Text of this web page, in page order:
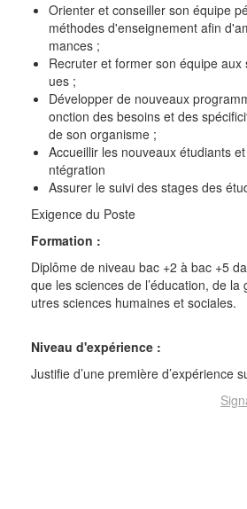
Orienter et conseiller son équipe
méthodes d'enseignement afin
mances ;
Recruter et former son équipe aux
ues ;
Développer de nouveaux
onction des besoins et des
de son organisme ;
Accueillir les nouveaux étudiants
ntégration
Assurer le suivi des stages des
Exigence du Poste
Formation :
Diplôme de niveau bac +2 à bac +5
que les sciences de l’éducation, de la
utres sciences humaines et sociales.
Niveau d'expérience :
Justifie d’une première d’expérience